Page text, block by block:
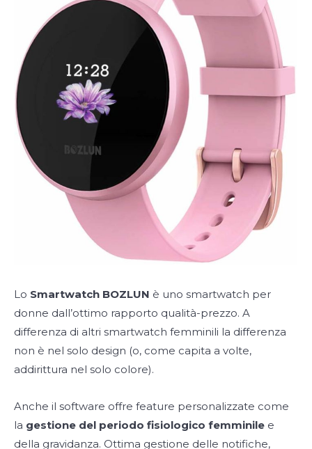
Lo Smartwatch BOZLUN è uno smartwatch per
donne dall’ottimo rapporto qualità-prezzo. A
differenza di altri smartwatch femminili la differenza
non è nel solo design (o, come capita a volte,
addirittura nel solo colore).
Anche il software offre feature personalizzate come
la gestione del periodo fisiologico femminile e
della gravidanza. Ottima gestione delle notifiche,